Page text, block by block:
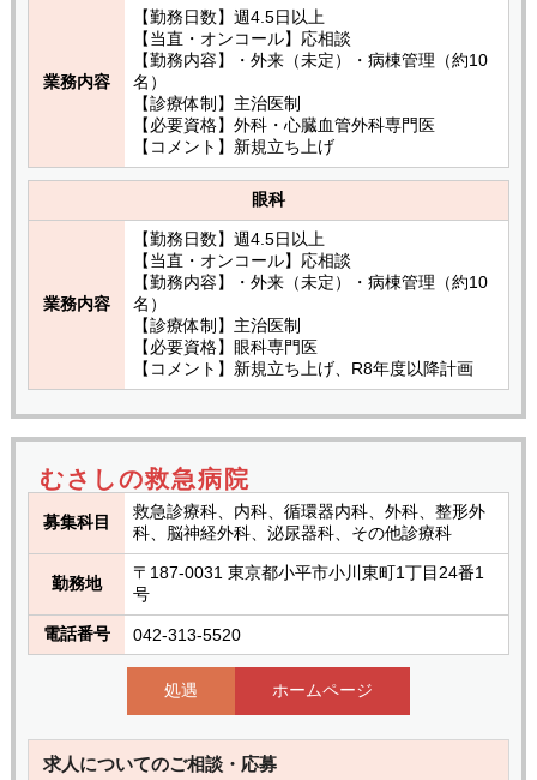
業務内容
【勤務日数】週4.5日以上
【当直・オンコール】応相談
【勤務内容】・外来（未定）・病棟管理（約10
名）
【診療体制】主治医制
【必要資格】外科・心臓血管外科専門医
【コメント】新規立ち上げ
眼科
業務内容
【勤務日数】週4.5日以上
【当直・オンコール】応相談
【勤務内容】・外来（未定）・病棟管理（約10
名）
【診療体制】主治医制
【必要資格】眼科専門医
【コメント】新規立ち上げ、R8年度以降計画
むさしの救急病院
募集科目
救急診療科、内科、循環器内科、外科、整形外
科、脳神経外科、泌尿器科、その他診療科
勤務地
〒187-0031 東京都小平市小川東町1丁目24番1
号
電話番号 042-313-5520
処遇 ホームページ
求人についてのご相談・応募